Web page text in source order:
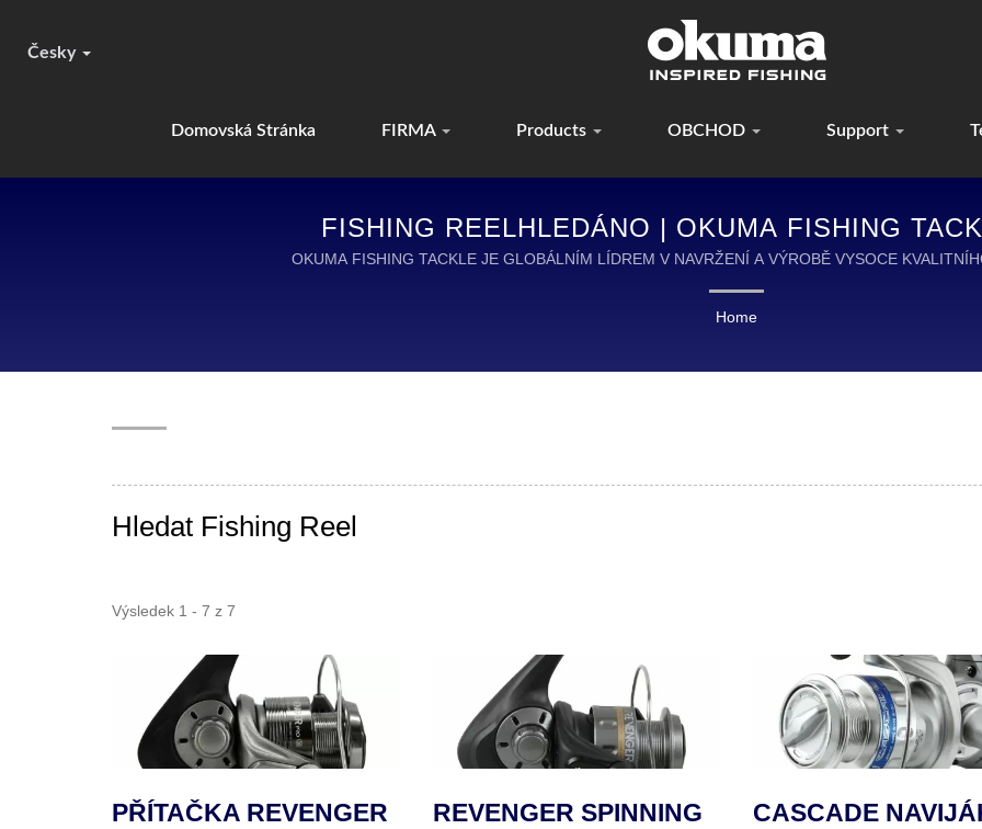
Domovská Stránka FIRMA Products OBCHOD Support
Česky
FISHING REELHLEDÁNO | OKUMA FISHING
OKUMA FISHING TACKLE JE GLOBÁLNÍM LÍDREM V NAVRŽENÍ A VÝROBĚ VYSOCE
Home
Hledat Fishing Reel
Výsledek 1 - 7 z 7
PŘÍTAČKA REVENGER
REVENGER SPINNING
CASCADE